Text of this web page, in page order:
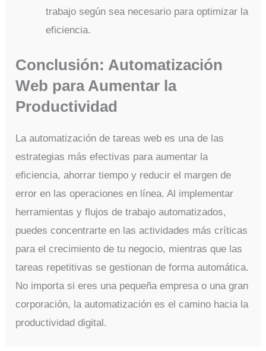
trabajo según sea necesario para optimizar la
eficiencia.
Conclusión: Automatización
Web para Aumentar la
Productividad
La automatización de tareas web es una de las
estrategias más efectivas para aumentar la
eficiencia, ahorrar tiempo y reducir el margen de
error en las operaciones en línea. Al implementar
herramientas y flujos de trabajo automatizados,
puedes concentrarte en las actividades más críticas
para el crecimiento de tu negocio, mientras que las
tareas repetitivas se gestionan de forma automática.
No importa si eres una pequeña empresa o una gran
corporación, la automatización es el camino hacia la
productividad digital.